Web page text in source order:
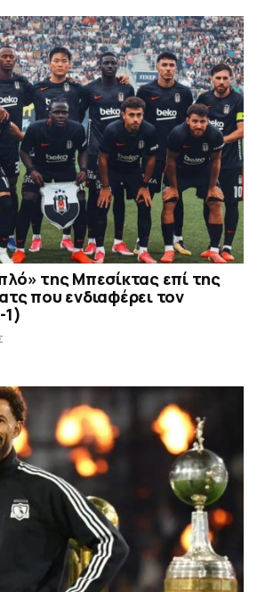
της Μπεσίκτας επί της
που ενδιαφέρει τον
1)